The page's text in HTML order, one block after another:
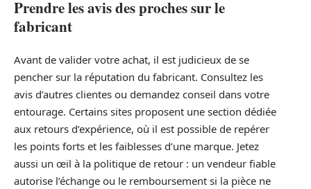
Prendre les avis des proches sur le
fabricant
Avant de valider votre achat, il est judicieux de se
pencher sur la réputation du fabricant. Consultez les
avis d’autres clientes ou demandez conseil dans votre
entourage. Certains sites proposent une section dédiée
aux retours d’expérience, où il est possible de repérer
les points forts et les faiblesses d’une marque. Jetez
aussi un œil à la politique de retour : un vendeur fiable
autorise l’échange ou le remboursement si la pièce ne